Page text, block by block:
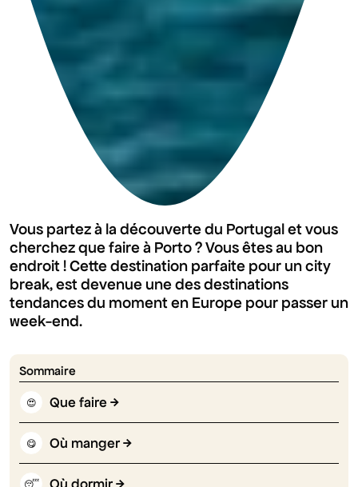
Vous partez à la découverte du Portugal et vous
cherchez que faire à Porto ? Vous êtes au bon
endroit ! Cette destination parfaite pour un city
break, est devenue une des destinations
tendances du moment en Europe pour passer un
week-end.
Sommaire
😍 Que faire
😋 Où manger
😴